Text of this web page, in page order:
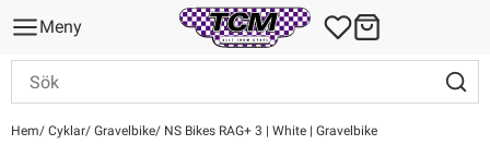
Meny
Hem Cyklar Gravelbike NS Bikes RAG+ 3 | White | Gravelbike